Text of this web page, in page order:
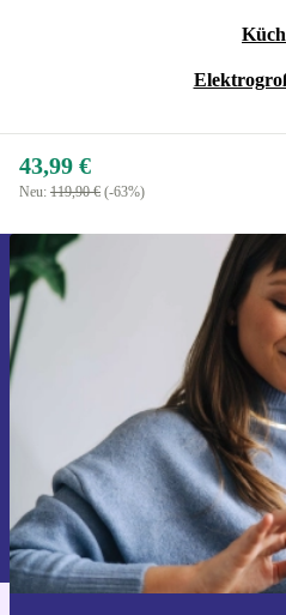
Ergonomisches und leichtes
Schnell aufheizende
Leiser Motor.
2 Arten von Borsten.
3 Geschwindigkeitsstufen.
2 Heizstufen.
360º drehbares Kabel.
Frequenz: 50/60 Hz.
43,99 €
Neu: 119,90 € (-63%)
Erstmals zum
15 € sparen!
Verpasse kein
Gutschein
Informationen über die Verwendung
du in unserer
Datenschutzerklärung.